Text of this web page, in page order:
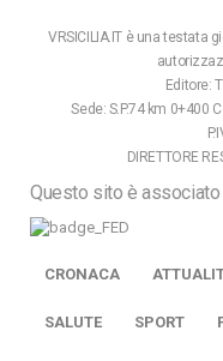
VRSICILIA.IT è una testata
Editore:
Sede: S.P.74 km 0+400
DIRETTORE
Questo sito è associato
CRONACA
SALUTE SPORT